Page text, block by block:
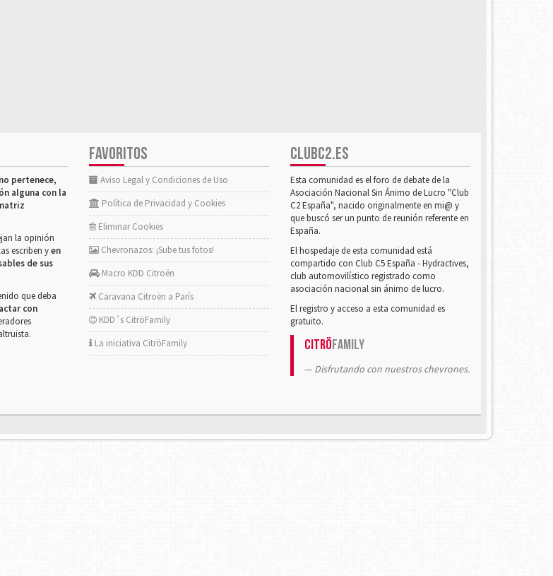
no pertenece,
alguna con la
la opinión
escriben yen
de sus
que deba
con
FAVORITOS
Aviso Legal y Condiciones de Uso
Política de Privacidad y Cookies
Eliminar Cookies
Chevronazos: ¡Sube tus fotos!
Macro KDD Citroën
Caravana Citroën a París
KDD´s CitröFamily
La iniciativa CitröFamily
CLUBC2.ES
Esta comunidad es el foro de debate de la
Asociación Nacional Sin Ánimo de Lucro "Club
C2 España", nacido originalmente en mi@ y
que buscó ser un punto de reunión referente en
España.
El hospedaje de esta comunidad está
compartido con Club C5 España - Hydractives,
club automovilístico registrado como
asociación nacional sin ánimo de lucro.
El registro y acceso a esta comunidad es
gratuito.
CitröFamily
Disfrutando con nuestros chevrones.